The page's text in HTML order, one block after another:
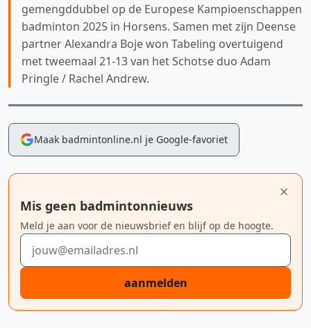
gemengddubbel op de Europese Kampioenschappen
badminton 2025 in Horsens. Samen met zijn Deense
partner Alexandra Boje won Tabeling overtuigend
met tweemaal 21-13 van het Schotse duo Adam
Pringle / Rachel Andrew.
Maak badmintonline.nl je Google-favoriet
Mis geen badmintonnieuws
Meld je aan voor de nieuwsbrief en blijf op de hoogte.
E-mailadres
aanmelden